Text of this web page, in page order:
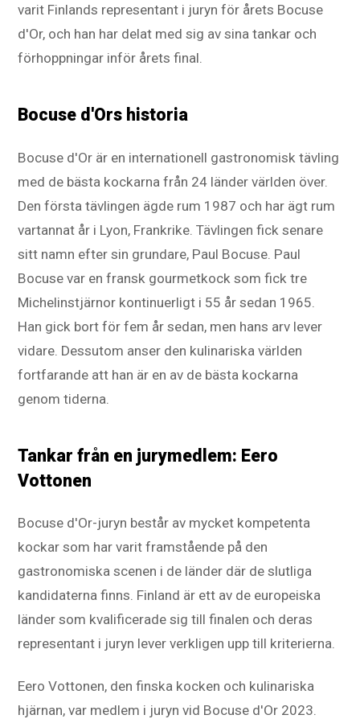
varit Finlands representant i juryn för årets Bocuse
d'Or, och han har delat med sig av sina tankar och
förhoppningar inför årets final.
Bocuse d'Ors historia
Bocuse d'Or är en internationell gastronomisk tävling
med de bästa kockarna från 24 länder världen över.
Den första tävlingen ägde rum 1987 och har ägt rum
vartannat år i Lyon, Frankrike. Tävlingen fick senare
sitt namn efter sin grundare, Paul Bocuse. Paul
Bocuse var en fransk gourmetkock som fick tre
Michelinstjärnor kontinuerligt i 55 år sedan 1965.
Han gick bort för fem år sedan, men hans arv lever
vidare. Dessutom anser den kulinariska världen
fortfarande att han är en av de bästa kockarna
genom tiderna.
Tankar från en jurymedlem: Eero
Vottonen
Bocuse d'Or-juryn består av mycket kompetenta
kockar som har varit framstående på den
gastronomiska scenen i de länder där de slutliga
kandidaterna finns. Finland är ett av de europeiska
länder som kvalificerade sig till finalen och deras
representant i juryn lever verkligen upp till kriterierna.
Eero Vottonen, den finska kocken och kulinariska
hjärnan, var medlem i juryn vid Bocuse d'Or 2023.